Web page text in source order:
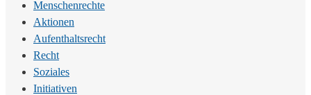
Menschenrechte
Aktionen
Aufenthaltsrecht
Recht
Soziales
Initiativen